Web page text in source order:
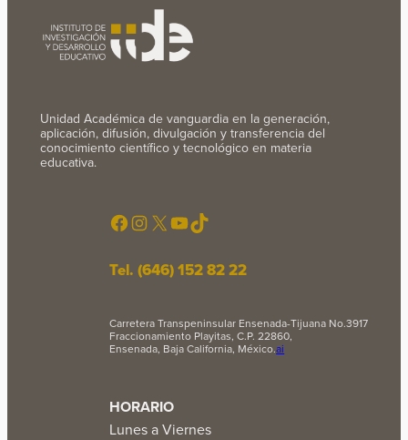
Unidad Académica de vanguardia en la generación,
aplicación, difusión, divulgación y transferencia del
conocimiento científico y tecnológico en materia
educativa.
Facebook Instagram X YouTube TikTok
Tel. (646) 152 82 22
Carretera Transpeninsular Ensenada-Tijuana No.3917
Fraccionamiento Playitas, C.P. 22860,
Ensenada, Baja California, México.ai
HORARIO
Lunes a Viernes